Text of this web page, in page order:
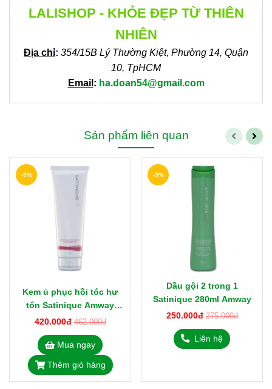
LALISHOP - KHỎE ĐẸP TỪ THIÊN
NHIÊN
Địa chỉ: 354/15B Lý Thường Kiệt, Phường 14, Quận
10, TpHCM
Email : ha.doan54@gmail.com
Sản phẩm liên quan
Kem ủ phục hồi tóc hư
tổn Satinique Amway
240g
420.000đ 462.000đ
-9%
Mua ngay
Thêm giỏ hàng
Dầu gội 2 trong 1
Satinique 280ml Amway
250.000đ 275.000đ
-9%
Liên hệ